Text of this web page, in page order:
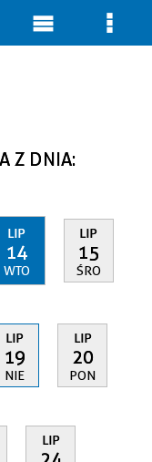
Z DNIA:
LIP
14
WTO
LIP
15
ŚRO
LIP
19
NIE
LIP
20
PON
LIP
Menu Menu